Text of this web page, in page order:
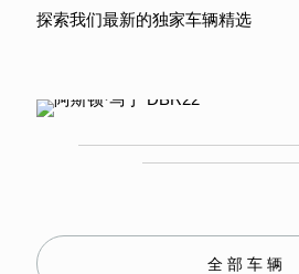
探索我们最新的独家车辆精选
全部车辆